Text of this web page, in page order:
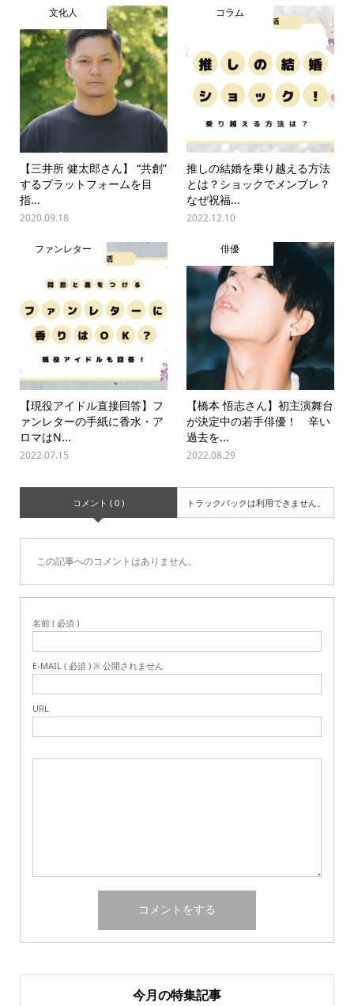
文化人
【三井所 健太郎さん】 “共創”
するプラットフォームを目
指...
2020.09.18
コラム
推しの結婚を乗り越える方法
とは？ショックでメンブレ？
なぜ祝福...
2022.12.10
ファンレター
【現役アイドル直接回答】フ
ァンレターの手紙に香水・ア
ロマはN...
2022.07.15
俳優
【橋本 悟志さん】初主演舞台
が決定中の若手俳優！ 辛い
過去を...
2022.08.29
コメント ( 0 ) トラックバックは利用できません。
この記事へのコメントはありません。
名前 ( 必須 )
E-MAIL ( 必須 ) ※ 公開されません
URL
今月の特集記事